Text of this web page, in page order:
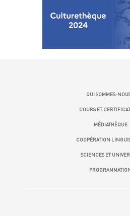
QUI SOMMES-
COURS ET
MÉDIATHÈQUE
COOPÉRATION
SCIENCES ET